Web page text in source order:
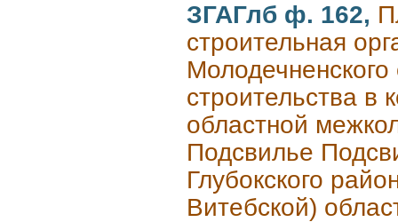
ЗГАГлб ф. 162,
строительная
строительства в
областной
Подсвилье
Глубокского
Витебской)